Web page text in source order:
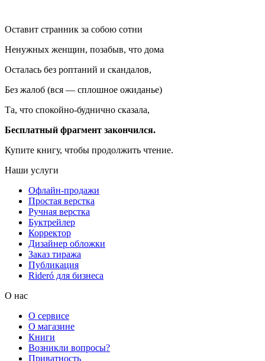
Оставит странник за собою сотни
Ненужных женщин, позабыв, что дома
Осталась без роптаний и скандалов,
Без жалоб (вся — сплошное ожиданье)
Та, что спокойно-буднично сказала,
Бесплатный фрагмент закончился.
Купите книгу, чтобы продолжить чтение.
Наши услуги
Офлайн-продажи
Простая верстка
Ручная верстка
Буктрейлер
Корректор
Дизайнер обложки
Заказ тиража
Публикация
Rideró для бизнеса
О нас
О сервисе
О магазине
Книги
Возникли вопросы?
Приватность